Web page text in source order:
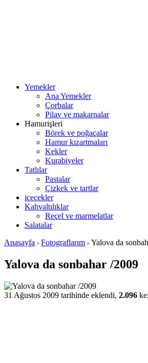
Yemekler
Ana Yemekler
Çorbalar
Pilav ve makarnalar
Hamurişleri
Börek ve poğaçalar
Hamur kızartmaları
Kekler
Kurabiyeler
Tatlılar
Pastalar
Çizkek ve tartlar
içecekler
Kahvaltılıklar
Reçel ve marmelatlar
Salatalar
Anasayfa > Fotograflarım > Yalova da
Yalova da sonbahar /2009
31 Ağustos 2009 tarihinde eklendi, 2.096